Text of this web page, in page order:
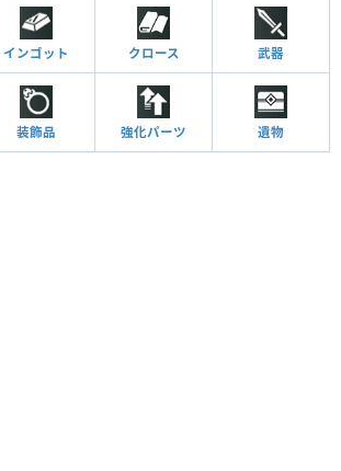
インゴット クロース 武器
装飾品 強化パーツ 遺物